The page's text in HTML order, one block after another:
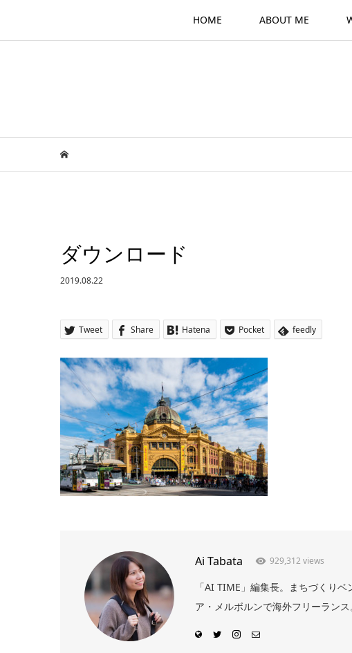
HOME ABOUT ME
ダウンロード
2019.08.22
Tweet Share Hatena Pocket feedly
Ai Tabata 929,312 views
「AI TIME」編集長。まちづくり
ア・メルボルンで海外フリーラン